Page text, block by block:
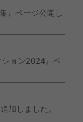
』ページ公開し
ション2024』ペ
加しました。